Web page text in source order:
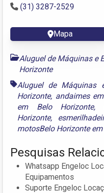
(31) 3287-2529
Mapa
Aluguel de Máquinas e
Horizonte
Aluguel de Máquinas
Horizonte, andaimes
em Belo Horizonte,
Horizonte,
motosBelo Horizonte
Pesquisas
Whatsapp Engeloc
Equipamentos
Suporte Engeloc